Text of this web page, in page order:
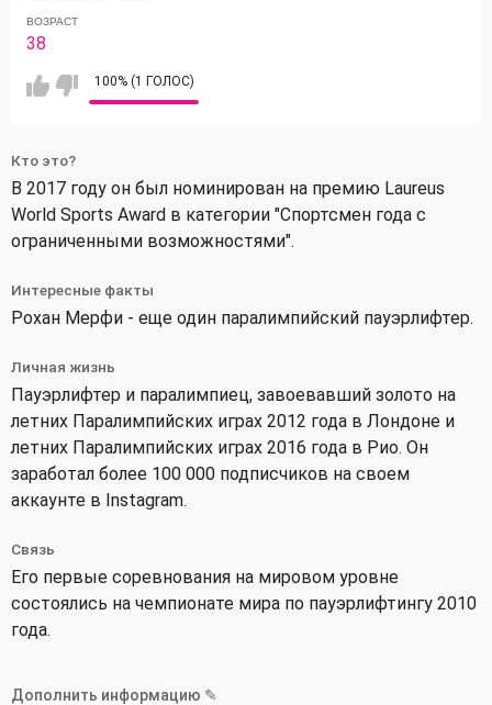
ВОЗРАСТ
38
100% (1 ГОЛОС)
Кто это?
В 2017 году он был номинирован на премию Laureus
World Sports Award в категории "Спортсмен года с
ограниченными возможностями".
Интересные факты
Рохан Мерфи - еще один паралимпийский пауэрлифтер.
Личная жизнь
Пауэрлифтер и паралимпиец, завоевавший золото на
летних Паралимпийских играх 2012 года в Лондоне и
летних Паралимпийских играх 2016 года в Рио. Он
заработал более 100 000 подписчиков на своем
аккаунте в Instagram.
Связь
Его первые соревнования на мировом уровне
состоялись на чемпионате мира по пауэрлифтингу 2010
года.
Дополнить информацию ✎